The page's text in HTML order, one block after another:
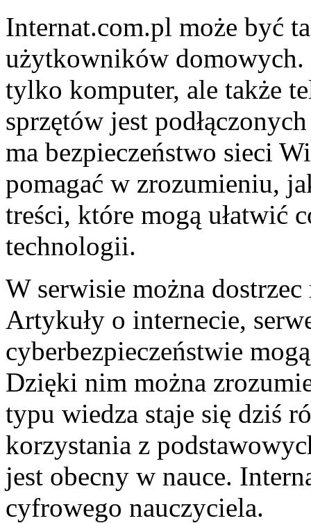
Internat.com.pl może być
użytkowników
tylko komputer, ale także
sprzętów jest
ma bezpieczeństwo sieci
pomagać w zrozumieniu,
treści, które mogą ułatwić
technologii.
W serwisie można
Artykuły o internecie,
cyberbezpieczeństwie
Dzięki nim można
typu wiedza staje się dziś
korzystania z
jest obecny w nauce.
cyfrowego nauczyciela.